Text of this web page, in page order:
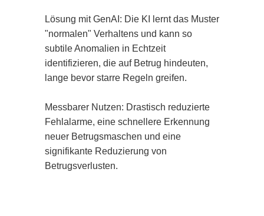
Lösung mit GenAI: Die KI lernt das Muster
"normalen" Verhaltens und kann so
subtile Anomalien in Echtzeit
identifizieren, die auf Betrug hindeuten,
lange bevor starre Regeln greifen.
Messbarer Nutzen: Drastisch reduzierte
Fehlalarme, eine schnellere Erkennung
neuer Betrugsmaschen und eine
signifikante Reduzierung von
Betrugsverlusten.